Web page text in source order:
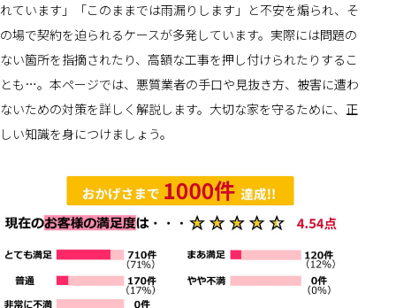
れています」「このままでは雨漏りします」と不安を煽られ、そ
の場で契約を迫られるケースが多発しています。実際には問題の
ない箇所を指摘されたり、高額な工事を押し付けられたりするこ
とも…。本ページでは、悪質業者の手口や見抜き方、被害に遭わ
ないための対策を詳しく解説します。大切な家を守るために、正
しい知識を身につけましょう。